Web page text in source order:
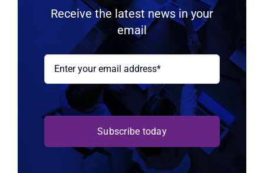
Receive the latest news in your
email
Subscribe today